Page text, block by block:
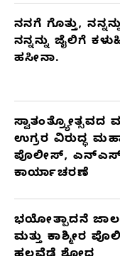
ನನಗೆ ಗೊತ್ತು,
ನನ್ನನ್ನು ಜೈಲಿಗೆ
ಹಸೀನಾ.
ಉಗ್ರರ ವಿರುದ್ಧ
ಪೊಲೀಸ್,
ಕಾರ್ಯಾಚರಣೆ
ಭಯೋತ್ಪಾದನೆ
ಮತ್ತು ಕಾಶ್ಮೀರ